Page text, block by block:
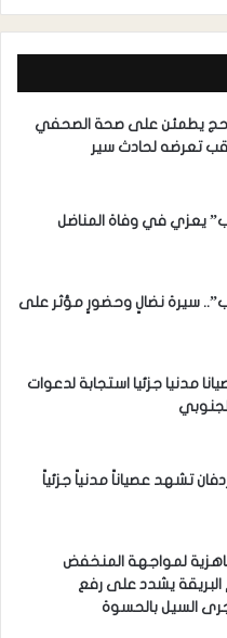
لحج يطمئن على صحة الصحفي
تعرضه لحادث سير
يعزي في وفاة المناضل
سيرة نضالٍ وحضورٍ مؤثر على
مدنيا جزئيا استجابة لدعوات
تشهد عصياناً مدنياً جزئياً
لمواجهة المنخفض
يشدد على رفع
السيل بالحسوة